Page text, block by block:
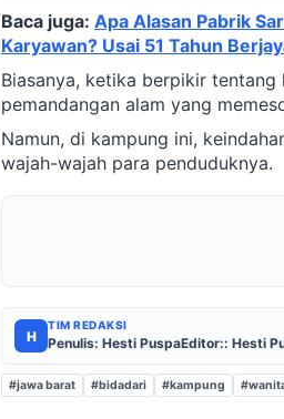
Baca juga: Apa Alasan Pabrik
Karyawan? Usai 51 Tahun
Biasanya, ketika berpikir
pemandangan alam yang
Namun, di kampung ini,
wajah-wajah para penduduknya.
H
TIM REDAKSI
Penulis: Hesti PuspaEditor:: Hesti
#jawa barat #bidadari #kampung